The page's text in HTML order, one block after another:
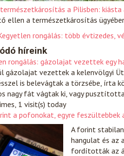
a Pilisben:
ellen a természetkárosítás
rongálás: több évtizedes,
híreink
rongálás: gázolajat vezettek egy
gázolajat vezettek a kelenvölgyi
is belevágtak a törzsébe, írta
nagy fát vágtak ki, vagy
1 visit(s) today
a pofonokat, egyre feszültebbek
A forint
hangulat és az
fordították az